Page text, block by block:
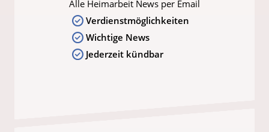
Alle Heimarbeit News per Email
Verdienstmöglichkeiten
Wichtige News
Jederzeit kündbar